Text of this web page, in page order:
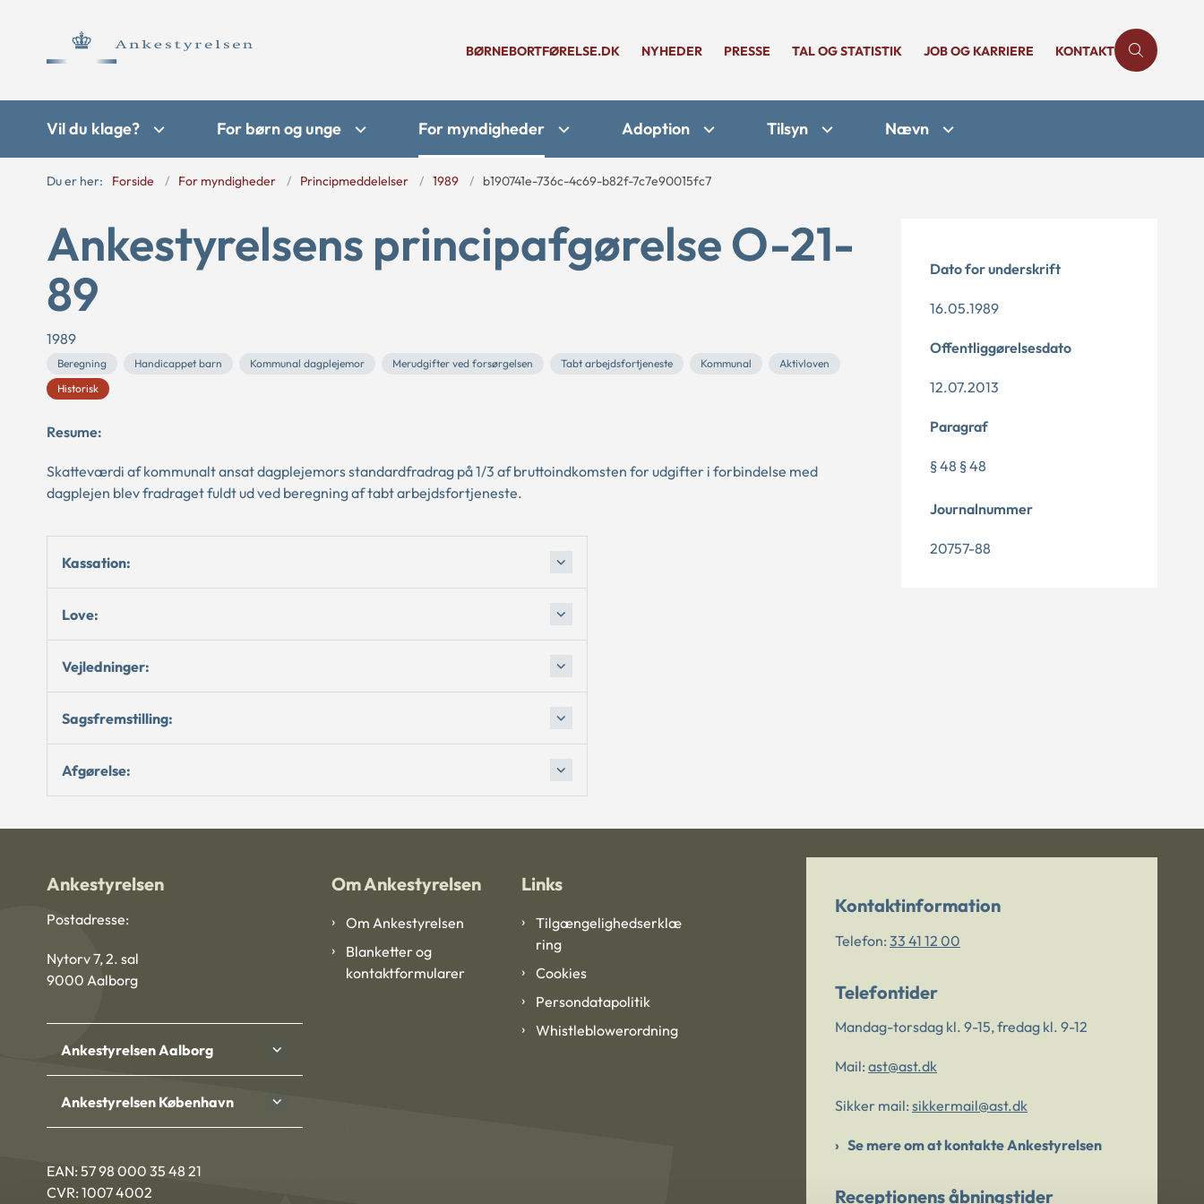
BØRNEBORTFØRELSE.DK NYHEDER PRESSE TAL OG STATISTIK JOB OG KARRIERE KONTAKT
Vil du klage? For børn og unge For myndigheder Adoption Tilsyn Nævn
Du er her: Forside For myndigheder Principmeddelelser 1989 b190741e-736c-4c69-b82f-7c7e90015fc7
Ankestyrelsens principafgørelse O-21-
89
1989
Beregning Handicappet barn Kommunal dagplejemor Merudgifter ved forsørgelsen Tabt arbejdsfortjeneste Kommunal
Aktivloven
Historisk
Resume:
Skatteværdi af kommunalt ansat dagplejemors standardfradrag på 1/3 af bruttoindkomsten for udgifter i forbindelse med
dagplejen blev fradraget fuldt ud ved beregning af tabt arbejdsfortjeneste.
Kassation:
Love:
Vejledninger:
Sagsfremstilling:
Afgørelse:
Dato for underskrift
16.05.1989
Offentliggørelsesdato
12.07.2013
Paragraf
§ 48 § 48
Journalnummer
20757-88
Ankestyrelsen
Postadresse:
Nytorv 7, 2. sal
9000 Aalborg
Ankestyrelsen Aalborg
Ankestyrelsen København
EAN: 57 98 000 35 48 21
CVR: 1007 4002
Om Ankestyrelsen
Om Ankestyrelsen
Blanketter og
kontaktformularer
Links
Tilgængelighedserklæ
ring
Cookies
Persondatapolitik
Whistleblowerordning
Kontaktinformation
Telefon: 33 41 12 00
Telefontider
Mandag-torsdag kl. 9-15, fredag kl. 9-12
Mail: ast@ast.dk
Sikker mail: sikkermail@ast.dk
Se mere om at kontakte Ankestyrelsen
Receptionens åbningstider